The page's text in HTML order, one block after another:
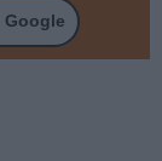
Google